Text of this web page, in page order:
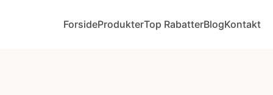
ForsideProdukterTop RabatterBlogKontakt